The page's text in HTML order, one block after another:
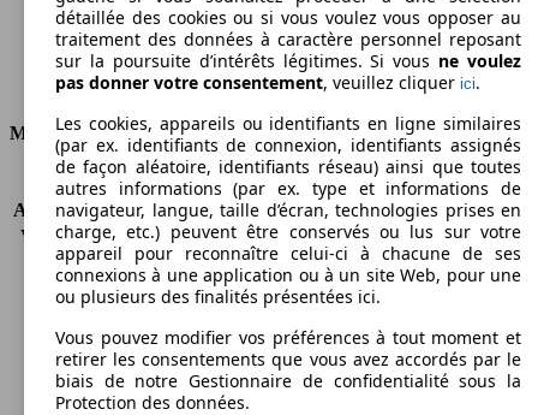
Ø 4.3 l/100km
Consommation
Moteur et Puissance
KW (CH)
77 kW (105 PS)
Accélération (0-100 km/h) 11.3s
Vitesse maximale (km/h) 187 km/h
Nombre de vitesses
6
Couple
290 nm
Carburant
Diesel
Cylindres
4
Transmission
Boîte manuelle
détaillée des cookies ou si vous voulez vous opposer au
traitement des données à caractère personnel reposant
sur la poursuite d’intérêts légitimes. Si vous ne voulez
pas donner votre consentement, veuillez cliquer ici.
Les cookies, appareils ou identifiants en ligne similaires
(par ex. identifiants de connexion, identifiants assignés
de façon aléatoire, identifiants réseau) ainsi que toutes
autres informations (par ex. type et informations de
navigateur, langue, taille d’écran, technologies prises en
charge, etc.) peuvent être conservés ou lus sur votre
appareil pour reconnaître celui-ci à chacune de ses
connexions à une application ou à un site Web, pour une
ou plusieurs des finalités présentées ici.
Vous pouvez modifier vos préférences à tout moment et
retirer les consentements que vous avez accordés par le
biais de notre Gestionnaire de confidentialité sous la
Protection des données.